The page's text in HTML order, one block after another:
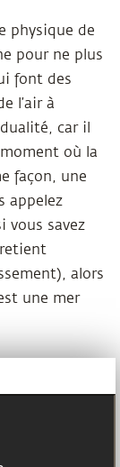
physique de
pour ne plus
font des
l’air à
car il
où la
façon, une
appelez
vous savez
alors
une mer